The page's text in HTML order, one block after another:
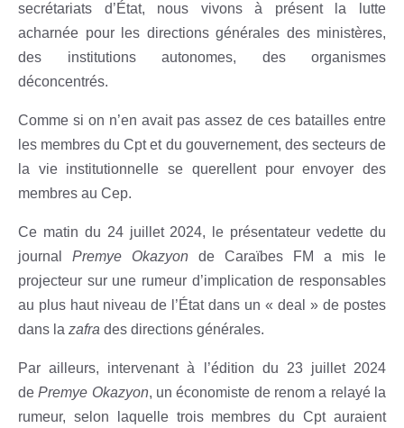
secrétariats d’État, nous vivons à présent la lutte
acharnée pour les directions générales des ministères,
des institutions autonomes, des organismes
déconcentrés.
Comme si on n’en avait pas assez de ces batailles entre
les membres du Cpt et du gouvernement, des secteurs de
la vie institutionnelle se querellent pour envoyer des
membres au Cep.
Ce matin du 24 juillet 2024, le présentateur vedette du
journal Premye Okazyon de Caraïbes FM a mis le
projecteur sur une rumeur d’implication de responsables
au plus haut niveau de l’État dans un « deal » de postes
dans la zafra des directions générales.
Par ailleurs, intervenant à l’édition du 23 juillet 2024
dePremye Okazyon, un économiste de renom a relayé la
rumeur, selon laquelle trois membres du Cpt auraient